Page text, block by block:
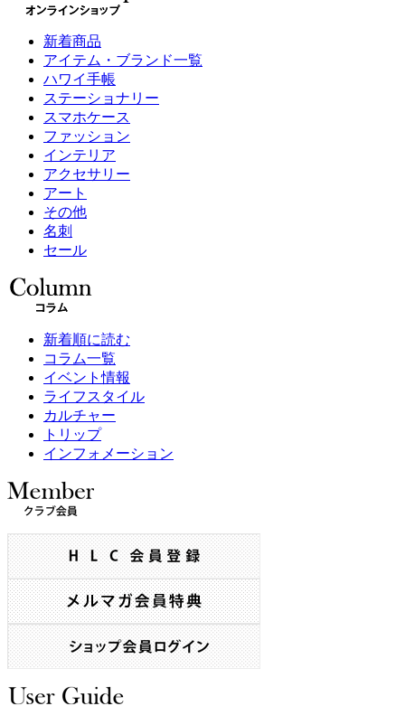
新着商品
アイテム・ブランド一覧
ハワイ手帳
ステーショナリー
スマホケース
ファッション
インテリア
アクセサリー
アート
その他
名刺
セール
新着順に読む
コラム一覧
イベント情報
ライフスタイル
カルチャー
トリップ
インフォメーション